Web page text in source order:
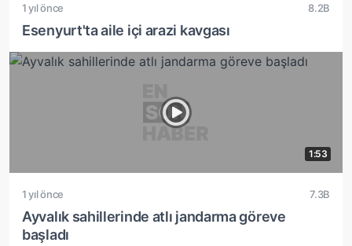
1 yıl önce 8.2B
Esenyurt'ta aile içi arazi kavgası
1:53
1 yıl önce 7.3B
Ayvalık sahillerinde atlı jandarma göreve
başladı